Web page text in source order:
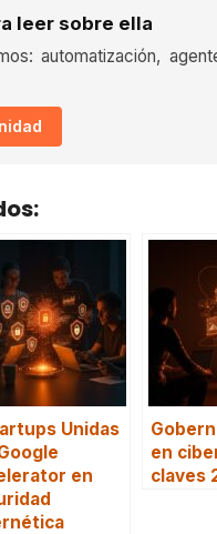
leer sobre ella
automatización,
Unidas
en
en
claves